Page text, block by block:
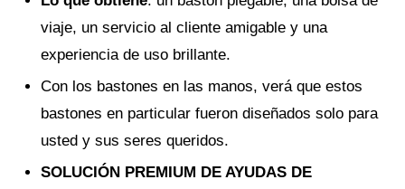
viaje, un servicio al cliente amigable y una
experiencia de uso brillante.
Con los bastones en las manos, verá que estos
bastones en particular fueron diseñados solo para
usted y sus seres queridos.
SOLUCIÓN PREMIUM DE AYUDAS DE